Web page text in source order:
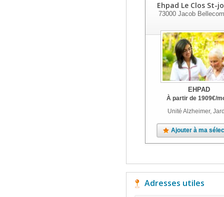
Ehpad Le Clos St-
73000 Jacob
EHPAD
À partir de 1909€/
Unité Alzheimer,
Ajouter à ma
Adresses utiles